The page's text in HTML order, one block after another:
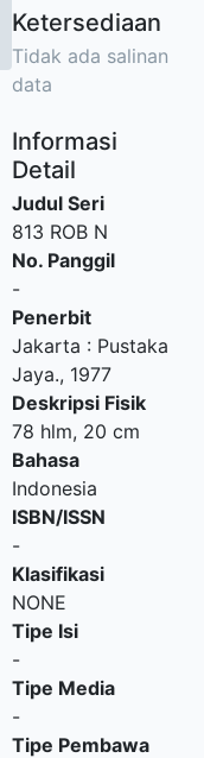
Ketersediaan
Tidak ada salinan
data
Informasi
Detail
Judul Seri
813 ROB N
No. Panggil
-
Penerbit
Jakarta : Pustaka
Jaya., 1977
Deskripsi Fisik
78 hlm, 20 cm
Bahasa
Indonesia
ISBN/ISSN
-
Klasifikasi
NONE
Tipe Isi
-
Tipe Media
-
Tipe Pembawa